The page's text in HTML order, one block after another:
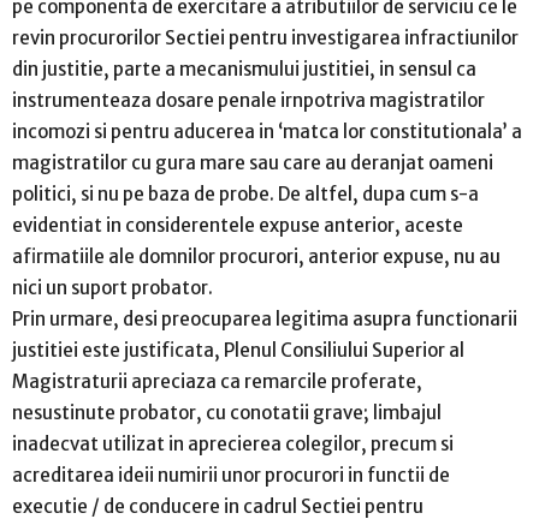
pe componenta de exercitare a atributiilor de serviciu ce le
revin procurorilor Sectiei pentru investigarea infractiunilor
din justitie, parte a mecanismului justitiei, in sensul ca
instrumenteaza dosare penale irnpotriva magistratilor
incomozi si pentru aducerea in ‘matca lor constitutionala’ a
magistratilor cu gura mare sau care au deranjat oameni
politici, si nu pe baza de probe. De altfel, dupa cum s-a
evidentiat in considerentele expuse anterior, aceste
afirmatiile ale domnilor procurori, anterior expuse, nu au
nici un suport probator.
Prin urmare, desi preocuparea legitima asupra functionarii
justitiei este justificata, Plenul Consiliului Superior al
Magistraturii apreciaza ca remarcile proferate,
nesustinute probator, cu conotatii grave; limbajul
inadecvat utilizat in aprecierea colegilor, precum si
acreditarea ideii numirii unor procurori in functii de
executie / de conducere in cadrul Sectiei pentru